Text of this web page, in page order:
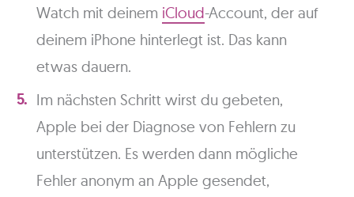
Watch mit deinem iCloud-Account, der auf
deinem iPhone hinterlegt ist. Das kann
etwas dauern.
Im nächsten Schritt wirst du gebeten,
Apple bei der Diagnose von Fehlern zu
unterstützen. Es werden dann mögliche
Fehler anonym an Apple gesendet,